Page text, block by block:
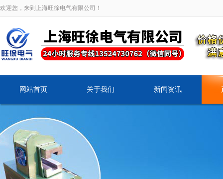
欢迎您，来到上海旺徐电气有限公司！
网站首页 关于我们 新闻资讯